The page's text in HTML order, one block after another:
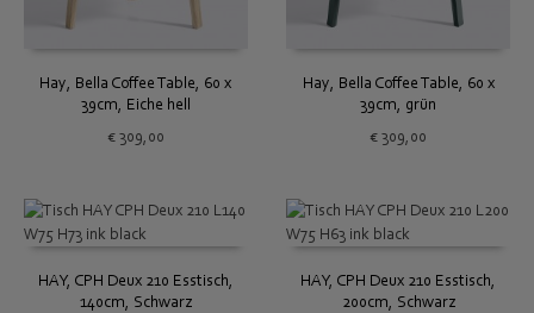
Hay, Bella Coffee Table, 60 x
39cm, Eiche hell
€309,00
Hay, Bella Coffee Table, 60 x
39cm, grün
€ 309,00
HAY, CPH Deux 210 Esstisch,
140cm, Schwarz
HAY, CPH Deux 210 Esstisch,
200cm, Schwarz